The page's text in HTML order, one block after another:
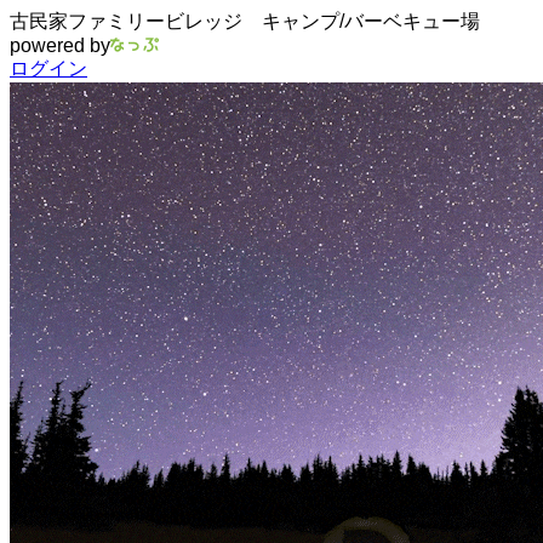
古民家ファミリービレッジ キャンプ/バーベキュー場
powered by
ログイン